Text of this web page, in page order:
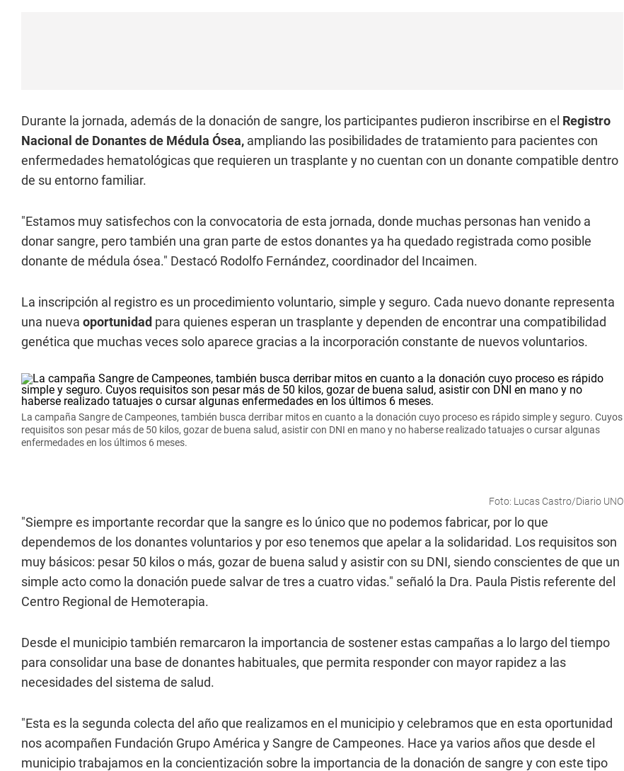
Durante la jornada, además de la donación de sangre, los participantes pudieron inscribirse en el Registro
Nacional de Donantes de Médula Ósea, ampliando las posibilidades de tratamiento para pacientes con
enfermedades hematológicas que requieren un trasplante y no cuentan con un donante compatible dentro
de su entorno familiar.
"Estamos muy satisfechos con la convocatoria de esta jornada, donde muchas personas han venido a
donar sangre, pero también una gran parte de estos donantes ya ha quedado registrada como posible
donante de médula ósea." Destacó Rodolfo Fernández, coordinador del Incaimen.
La inscripción al registro es un procedimiento voluntario, simple y seguro. Cada nuevo donante representa
una nueva oportunidad para quienes esperan un trasplante y dependen de encontrar una compatibilidad
genética que muchas veces solo aparece gracias a la incorporación constante de nuevos voluntarios.
La campaña Sangre de Campeones, también busca derribar mitos en cuanto a la donación cuyo proceso es rápido simple y seguro. Cuyos
requisitos son pesar más de 50 kilos, gozar de buena salud, asistir con DNI en mano y no haberse realizado tatuajes o cursar algunas
enfermedades en los últimos 6 meses.
Foto: Lucas Castro/Diario UNO
"Siempre es importante recordar que la sangre es lo único que no podemos fabricar, por lo que
dependemos de los donantes voluntarios y por eso tenemos que apelar a la solidaridad. Los requisitos son
muy básicos: pesar 50 kilos o más, gozar de buena salud y asistir con su DNI, siendo conscientes de que un
simple acto como la donación puede salvar de tres a cuatro vidas." señaló la Dra. Paula Pistis referente del
Centro Regional de Hemoterapia.
Desde el municipio también remarcaron la importancia de sostener estas campañas a lo largo del tiempo
para consolidar una base de donantes habituales, que permita responder con mayor rapidez a las
necesidades del sistema de salud.
"Esta es la segunda colecta del año que realizamos en el municipio y celebramos que en esta oportunidad
nos acompañen Fundación Grupo América y Sangre de Campeones. Hace ya varios años que desde el
municipio trabajamos en la concientización sobre la importancia de la donación de sangre y con este tipo